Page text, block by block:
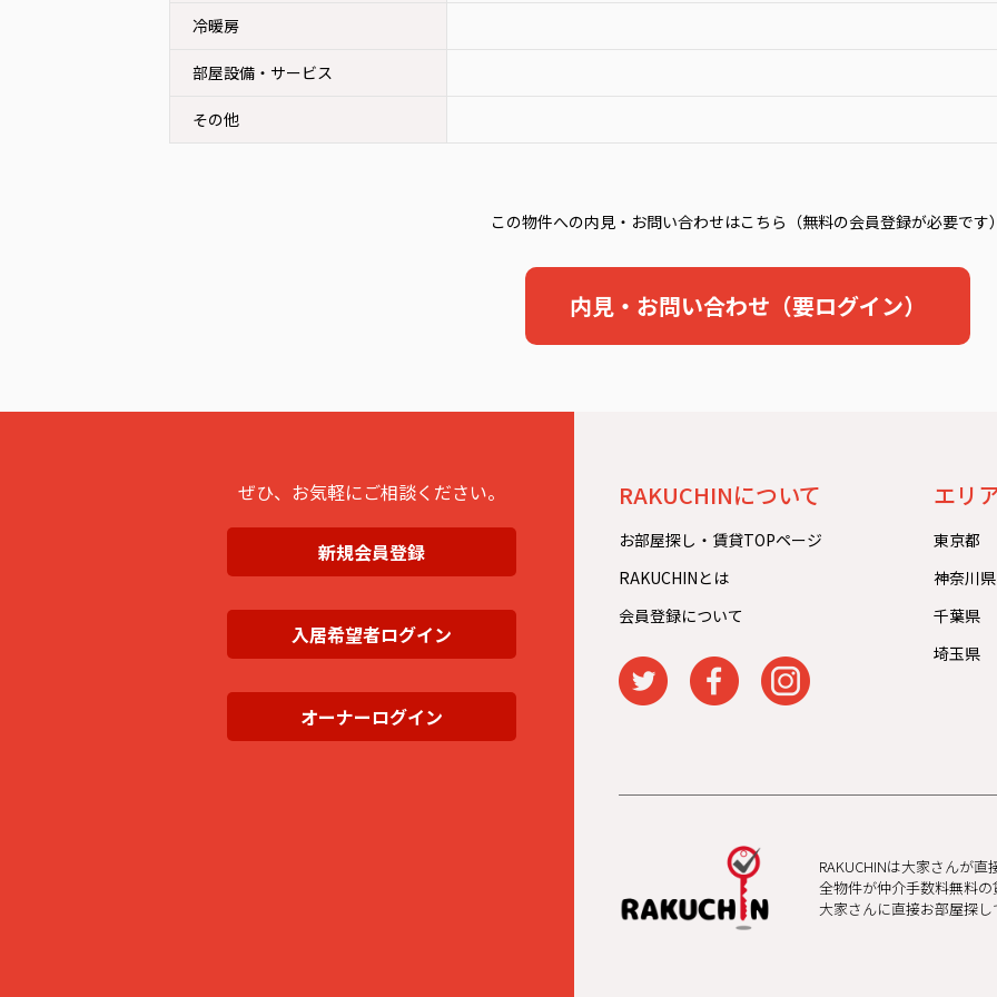
冷暖房
部屋設備・サービス
その他
この物件への内見・お問い合わせはこちら（無料の会員登録が必要です）
内見・お問い合わせ（要ログイン）
ぜひ、お気軽にご相談ください。
新規会員登録
入居希望者ログイン
オーナーログイン
RAKUCHINについて
お部屋探し・賃貸TOPページ
RAKUCHINとは
会員登録について
エリ
東京都
神奈川県
千葉県
埼玉県
RAKUCHINは大家さんが直
全物件が仲介手数料無料の
大家さんに直接お部屋探し